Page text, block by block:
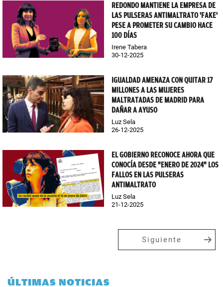
REDONDO MANTIENE LA EMPRESA DE
LAS PULSERAS ANTIMALTRATO 'FAKE'
PESE A PROMETER SU CAMBIO HACE
100 DÍAS
Irene Tabera
30-12-2025
IGUALDAD AMENAZA CON QUITAR 17
MILLONES A LAS MUJERES
MALTRATADAS DE MADRID PARA
DAÑAR A AYUSO
Luz Sela
26-12-2025
EL GOBIERNO RECONOCE AHORA QUE
CONOCÍA DESDE "ENERO DE 2024" LOS
FALLOS EN LAS PULSERAS
ANTIMALTRATO
Luz Sela
21-12-2025
Siguiente
ÚLTIMAS NOTICIAS